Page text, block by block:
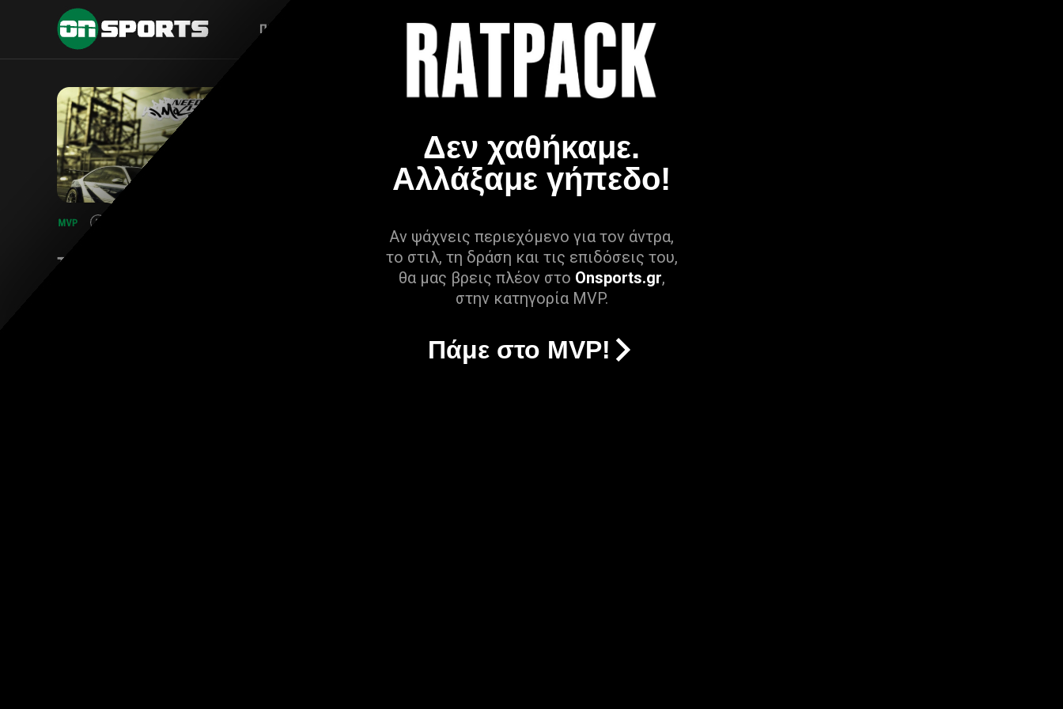
Δεν χαθήκαμε.
Αλλάξαμε γήπεδο!
Αν ψάχνεις περιεχόμενο για τον άντρα,
το στιλ, τη δράση και τις επιδόσεις του,
θα μας βρεις πλέον στο Onsports.gr,
στην κατηγορία MVP.
Πάμε στο MVP!